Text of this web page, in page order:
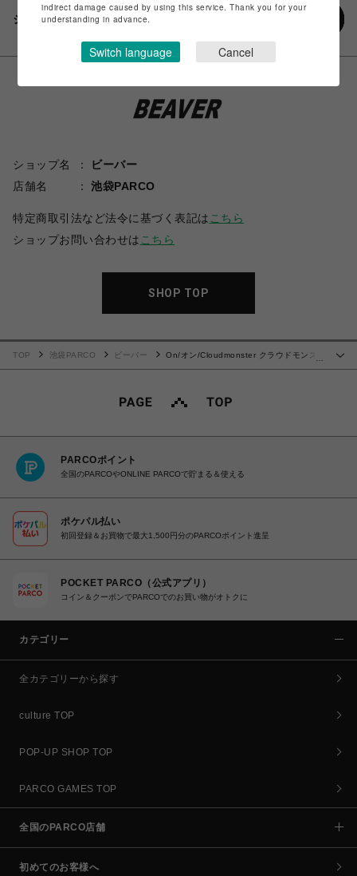
シェアする
ショップ名
ビーバー
店舗名
池袋PARCO
特定商取引法など法令に基づく表記は こちら
ショップお問い合わせは こちら
SHOP TOP
TOP 池袋PARCO ビーバー
On/オン/Cloudmonster クラウドモンス
PARCOポイント
全国のPARCOやONLINE PARCOで貯まる＆使える
ポケパル払い
初回登録＆お買物で最大1,500円分のPARCOポイント進呈
POCKET PARCO（公式アプリ）
コイン＆クーポンでPARCOでのお買い物がオトクに
カテゴリー
全カテゴリーから探す
culture TOP
POP-UP SHOP TOP
PARCO GAMES TOP
全国のPARCO店舗
初めてのお客様へ
indirect damage caused by using this service. Thank you for your
understanding in advance.
Switch language Cancel